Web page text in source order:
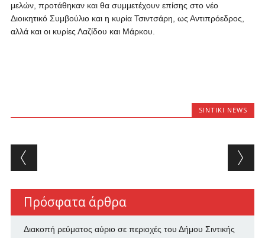
μελών, προτάθηκαν και θα συμμετέχουν επίσης στο νέο
Διοικητικό Συμβούλιο και η κυρία Τσιντσάρη, ως Αντιπρόεδρος,
αλλά και οι κυρίες Λαζίδου και Μάρκου.
SINTIKI NEWS
Post navigation
Πρόσφατα άρθρα
Διακοπή ρεύματος αύριο σε περιοχές του Δήμου Σιντικής